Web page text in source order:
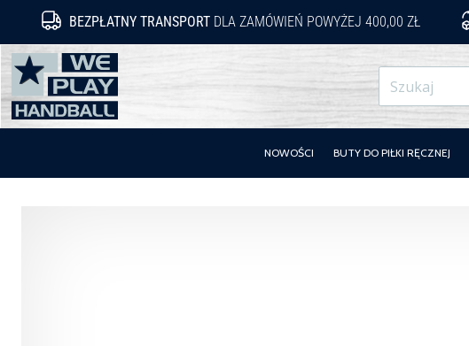
BEZPŁATNY TRANSPORT DLA ZAMÓWIEŃ POWYŻEJ 400,00 ZŁ
WePlayHandball.pl
NOWOŚCI BUTY DO PIŁKI RĘCZNEJ